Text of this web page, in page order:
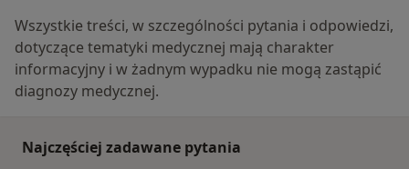
Wszystkie treści, w szczególności pytania i odpowiedzi,
dotyczące tematyki medycznej mają charakter
informacyjny i w żadnym wypadku nie mogą zastąpić
diagnozy medycznej.
Najczęściej zadawane pytania